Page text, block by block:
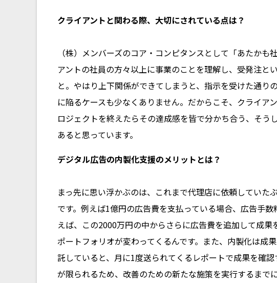
――クライアントと関わる際、大切にされている点は？
（株）メンバーズのコア・コンピタンスとして「あたか
アントの社員の方々以上に事業のことを理解し、受発注と
と。やはり上下関係ができてしまうと、指示を受けた通り
に陥るケースも少なくありません。だからこそ、クライア
ロジェクトを終えたらその達成感を皆で分かち合う、そう
あると思っています。
――デジタル広告の内製化支援のメリットとは？
まっ先に思い浮かぶのは、これまで代理店に依頼していた
です。例えば1億円の広告費を支払っている場合、広告手
えば、この2000万円の中からさらに広告費を追加して成
ポートフォリオが変わってくるんです。また、内製化は成
託していると、月に1度送られてくるレポートで成果を確
が限られるため、改善のための新たな施策を実行するまで